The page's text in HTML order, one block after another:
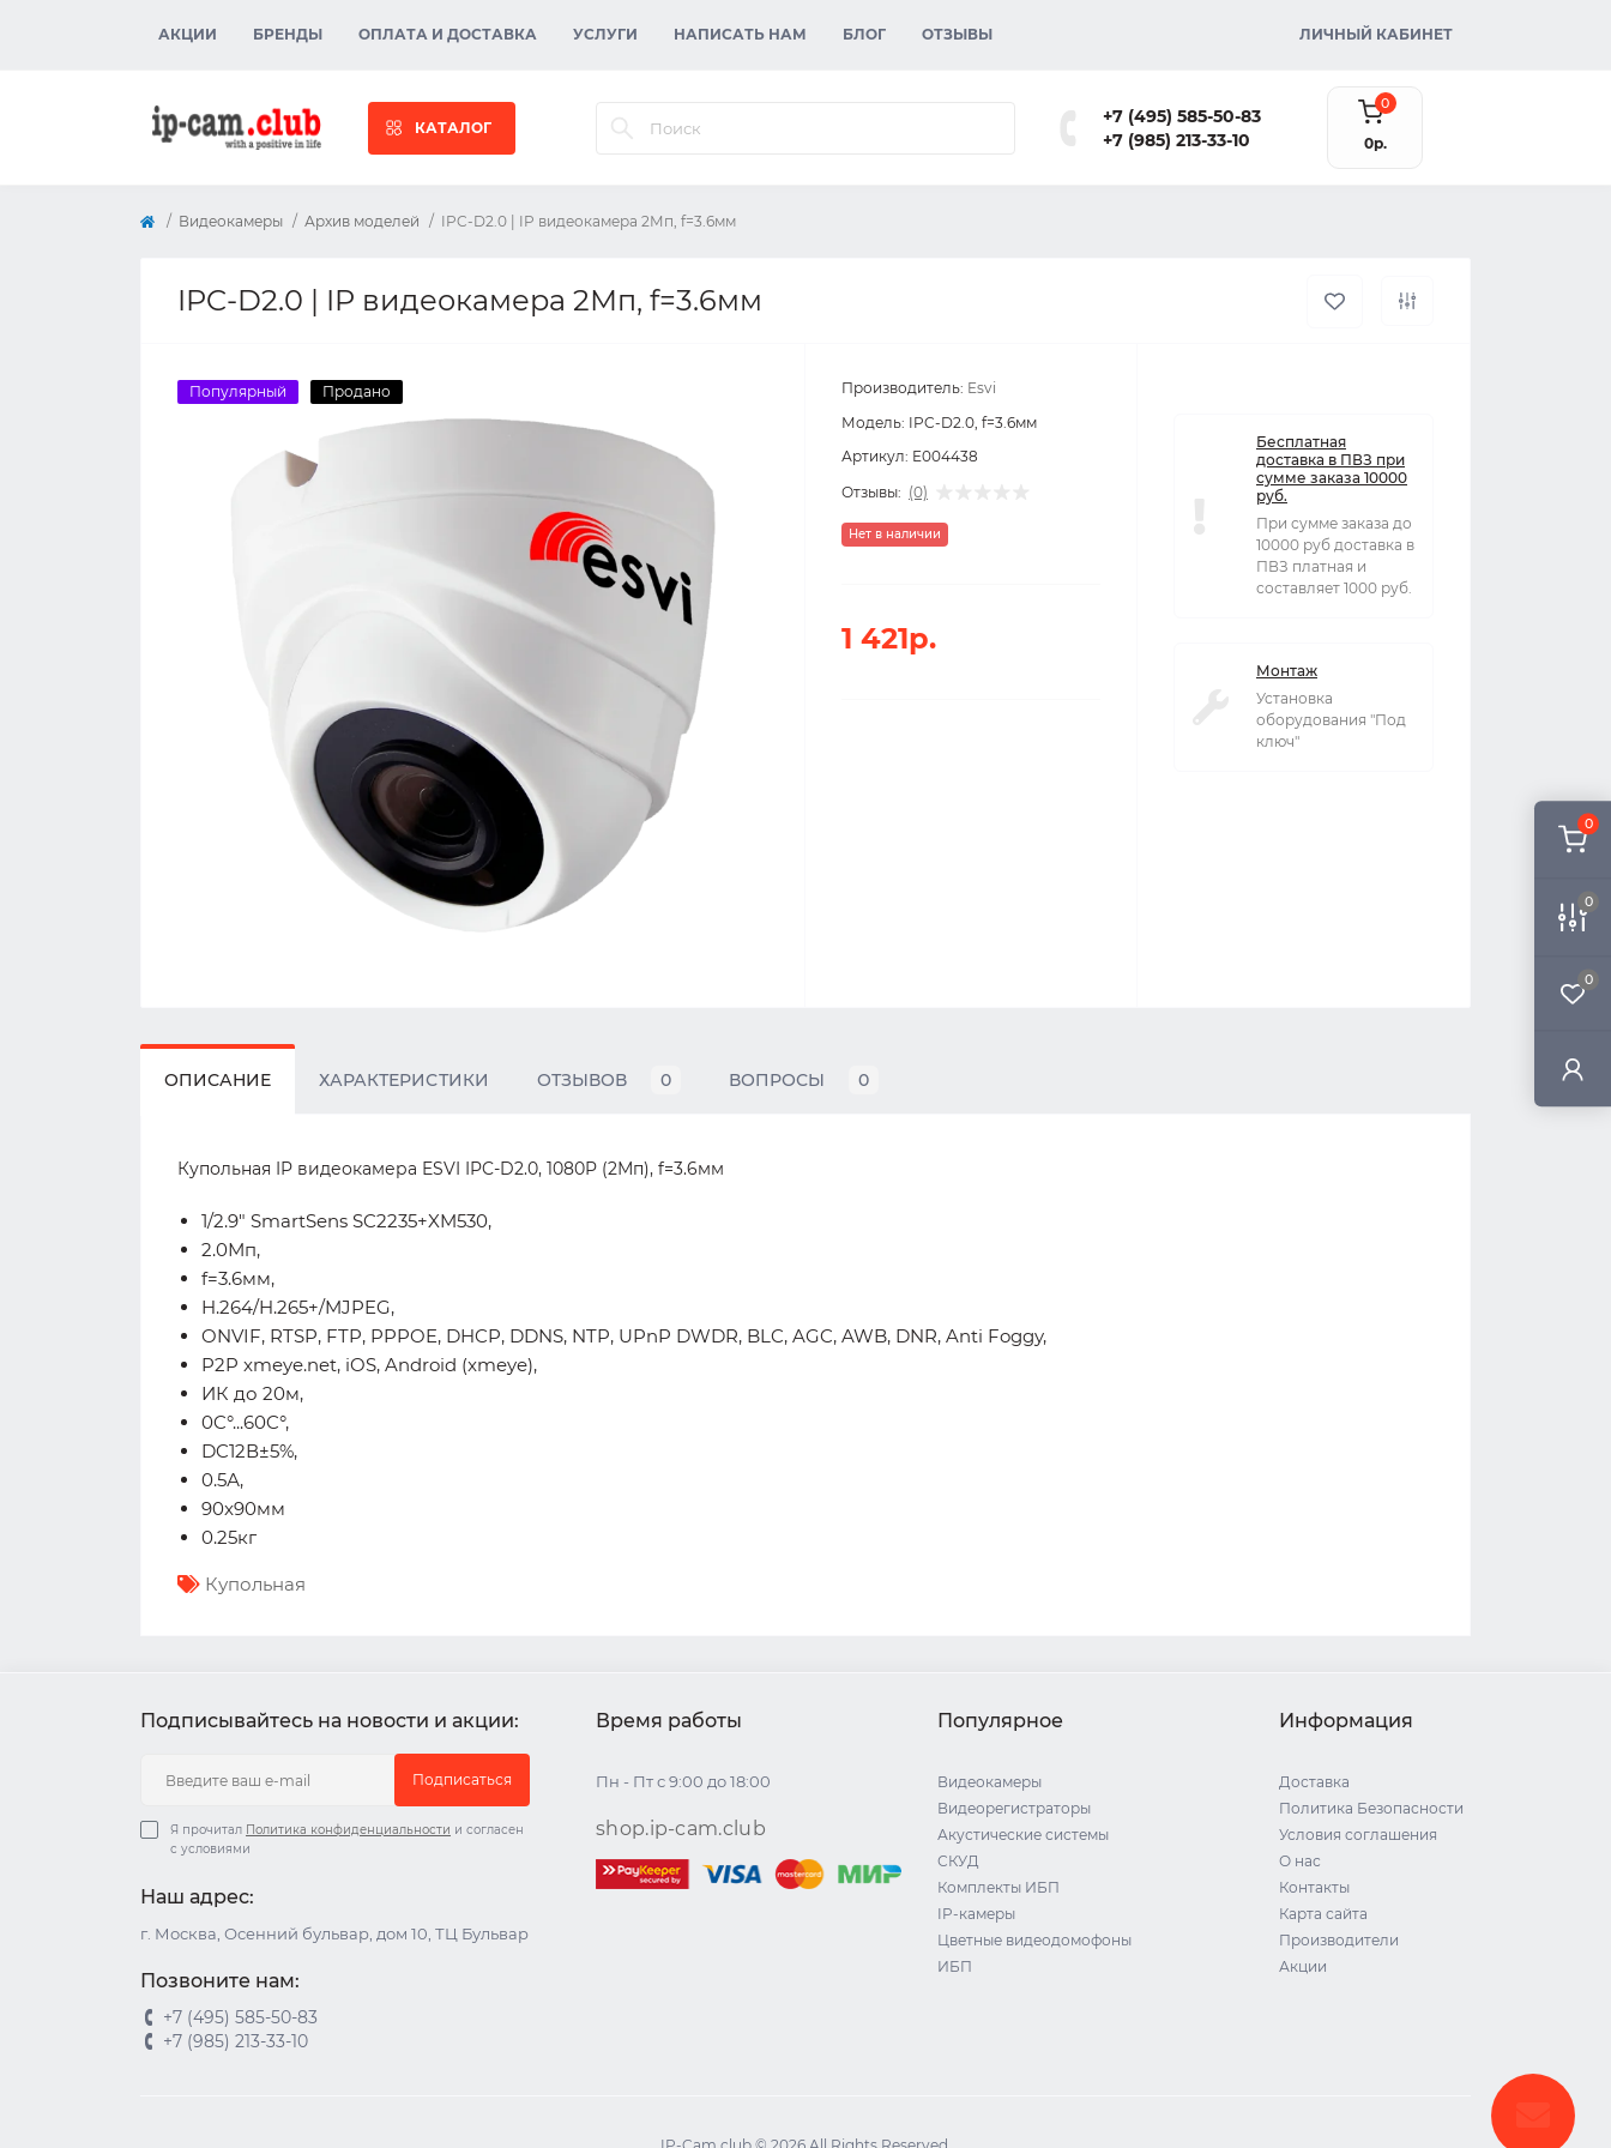
0
0
0
АКЦИИ БРЕНДЫ ОПЛАТА И ДОСТАВКА УСЛУГИ НАПИСАТЬ НАМ БЛОГ ОТЗЫВЫ ЛИЧНЫЙ КАБИНЕТ
КАТАЛОГ
+7 (495) 585-50-83
+7 (985) 213-33-10
0
0р.
Видеокамеры Архив моделей IPC-D2.0 | IP видеокамера 2Мп, f=3.6мм
IPC-D2.0 | IP видеокамера 2Мп, f=3.6мм
Популярный Продано Производитель: Esvi
Модель: IPC-D2.0, f=3.6мм
Артикул: E004438
Отзывы: (0)
Нет в наличии
1 421р.
Бесплатная
доставка в ПВЗ при
сумме заказа 10000
руб.
При сумме заказа до
10000 руб доставка в
ПВЗ платная и
составляет 1000 руб.
Монтаж
Установка
оборудования "Под
ключ"
ОПИСАНИЕ ХАРАКТЕРИСТИКИ ОТЗЫВОВ 0 ВОПРОСЫ 0
Купольная IP видеокамера ESVI IPC-D2.0, 1080P (2Мп), f=3.6мм
1/2.9" SmartSens SC2235+XM530,
2.0Мп,
f=3.6мм,
H.264/H.265+/MJPEG,
ONVIF, RTSP, FTP, PPPOE, DHCP, DDNS, NTP, UPnP DWDR, BLC, AGC, AWB, DNR, Anti Foggy,
P2P xmeye.net, iOS, Android (xmeye),
ИК до 20м,
0C°...60C°,
DC12В±5%,
0.5А,
90x90мм
0.25кг
Купольная
Подписывайтесь на новости и акции:
Подписаться
Я прочитал Политика конфиденциальности и согласен
с условиями
Наш адрес:
г. Москва, Осенний бульвар, дом 10, ТЦ Бульвар
Позвоните нам:
+7 (495) 585-50-83
+7 (985) 213-33-10
Время работы
Пн - Пт с 9:00 до 18:00
shop.ip-cam.club
Популярное
Видеокамеры
Видеорегистраторы
Акустические системы
СКУД
Комплекты ИБП
IP-камеры
Цветные видеодомофоны
ИБП
Информация
Доставка
Политика Безопасности
Условия соглашения
О нас
Контакты
Карта сайта
Производители
Акции